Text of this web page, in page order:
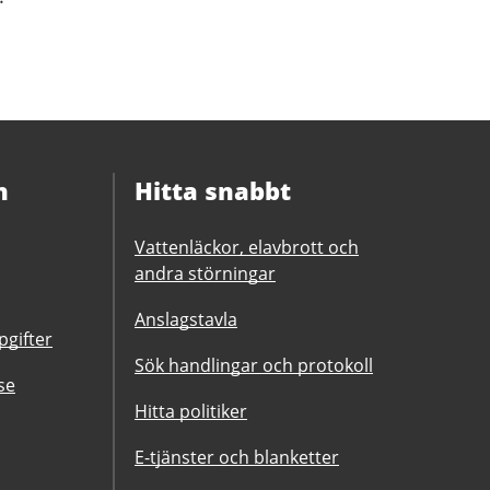
Hitta snabbt
Vattenläckor, elavbrott och
andra störningar
Anslagstavla
Sök handlingar och protokoll
Hitta politiker
E-tjänster och blanketter